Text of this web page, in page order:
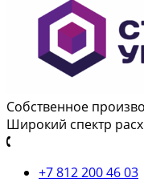
Собственное
Широкий спектр
+7 812 200 46 03